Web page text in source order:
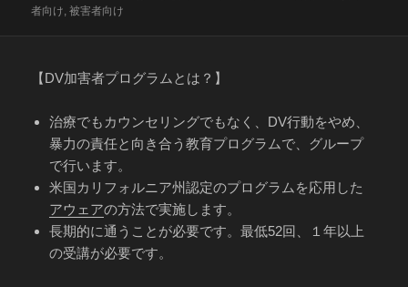
稿
者向け,被害者向け
【DV加害者プログラムとは？】
治療でもカウンセリングでもなく、DV行動をやめ、
暴力の責任と向き合う教育プログラムで、グループ
で行います。
米国カリフォルニア州認定のプログラムを応用した
アウェアの方法で実施します。
長期的に通うことが必要です。最低52回、１年以上
の受講が必要です。